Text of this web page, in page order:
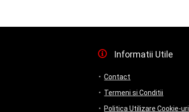
Informatii Utile
Contact
Termeni si Conditii
Politica Utilizare Cookie-uri